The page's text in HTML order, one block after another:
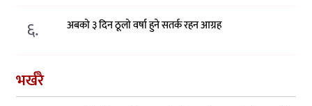
६. अबको ३ दिन ठूलो वर्षा हुने सतर्क रहन आग्रह
भर्खरै